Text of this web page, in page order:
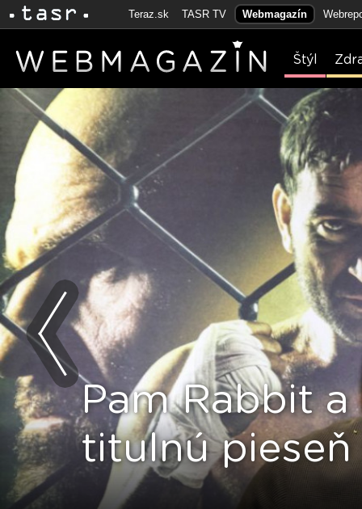
Teraz.sk TASR TV Webmagazín
Štýl
Pam Rabbit
titulnú